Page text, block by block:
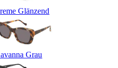
Glänzend
Grau